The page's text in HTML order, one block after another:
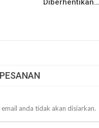
Diberhentikan…
anda tidak akan disiarkan.